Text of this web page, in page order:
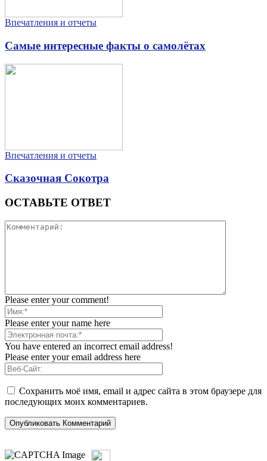
Впечатления и отчеты
Самые интересные факты о самолётах
Впечатления и отчеты
Сказочная Сокотра
ОСТАВЬТЕ ОТВЕТ
Please enter your comment!
Please enter your name here
You have entered an incorrect email address!
Please enter your email address here
Сохранить моё имя, email и адрес сайта в этом браузере для
последующих моих комментариев.